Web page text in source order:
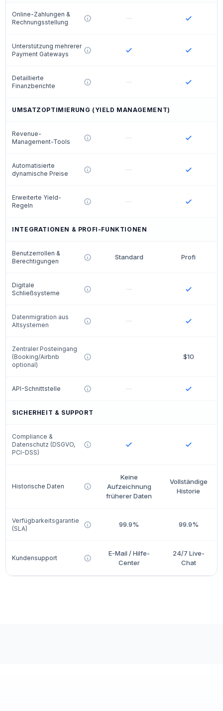
Online-Zahlungen &
Rechnungsstellung
Unterstützung mehrerer
Payment Gateways
Detaillierte
Finanzberichte
UMSATZOPTIMIERUNG (YIELD MANAGEMENT)
Revenue-
Management-Tools
Automatisierte
dynamische Preise
Erweiterte Yield-
Regeln
INTEGRATIONEN & PROFI-FUNKTIONEN
Benutzerrollen &
Berechtigungen
Standard Profi
Digitale
Schließsysteme
Datenmigration aus
Altsystemen
Zentraler Posteingang
(Booking/Airbnb
optional)
$10
API-Schnittstelle
SICHERHEIT & SUPPORT
Compliance &
Datenschutz (DSGVO,
PCI-DSS)
Historische Daten
Keine
Aufzeichnung
früherer Daten
Vollständige
Historie
Verfügbarkeitsgarantie
(SLA)
99.9% 99.9%
Kundensupport
E-Mail / Hilfe-
Center
24/7 Live-
Chat